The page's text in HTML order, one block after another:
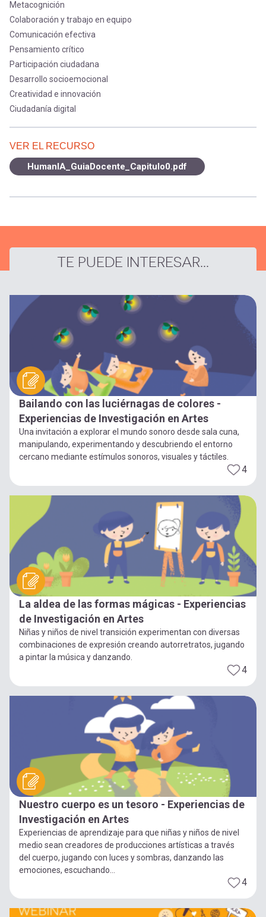
Metacognición
Colaboración y trabajo en equipo
Comunicación efectiva
Pensamiento crítico
Participación ciudadana
Desarrollo socioemocional
Creatividad e innovación
Ciudadanía digital
VER EL RECURSO
HumanIA_GuiaDocente_Capitulo0.pdf
TE PUEDE INTERESAR...
Bailando con las luciérnagas de colores -
Experiencias de Investigación en Artes
Una invitación a explorar el mundo sonoro desde sala cuna,
manipulando, experimentando y descubriendo el entorno
cercano mediante estímulos sonoros, visuales y táctiles.
4
La aldea de las formas mágicas - Experiencias
de Investigación en Artes
Niñas y niños de nivel transición experimentan con diversas
combinaciones de expresión creando autorretratos, jugando
a pintar la música y danzando.
4
Nuestro cuerpo es un tesoro - Experiencias de
Investigación en Artes
Experiencias de aprendizaje para que niñas y niños de nivel
medio sean creadores de producciones artísticas a través
del cuerpo, jugando con luces y sombras, danzando las
emociones, escuchando...
4